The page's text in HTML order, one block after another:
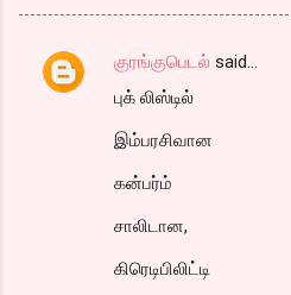
C
குரங்குபெடல் said…
புக் லிஸ்டில்
இம்பரசிவான
கன்பர்ம்
சாலிடான,
கிரெடிபிலிட்டி